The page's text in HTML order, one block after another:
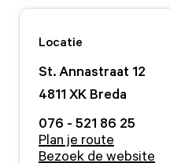
Locatie
St. Annastraat 12
4811 XK Breda
076 - 521 86 25
Plan je route
Bezoek de website